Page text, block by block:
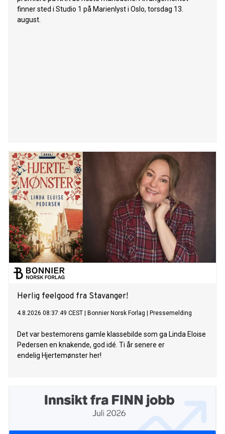
finner sted i Studio 1 på Marienlyst i Oslo, torsdag 13.
august.
Herlig feelgood fra Stavanger!
4.8.2026 08:37:49 CEST Bonnier Norsk Forlag Pressemelding
Det var bestemorens gamle klassebilde som ga Linda Eloise
Pedersen en knakende, god idé. Ti år senere er
endelig Hjertemønster her!